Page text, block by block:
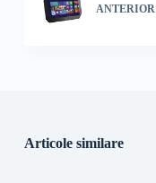
ANTERIOR
Articole similare